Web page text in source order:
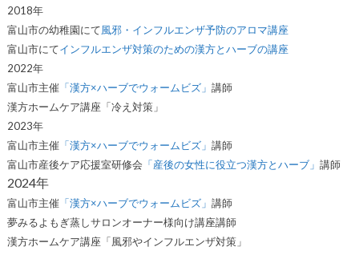
2018年
富山市の幼稚園にて風邪・インフルエンザ予防のアロマ講座
富山市にてインフルエンザ対策のための漢方とハーブの講座
2022年
富山市主催 「漢方×ハーブでウォームビズ」 講師
漢方ホームケア講座「冷え対策」
2023年
富山市主催 「漢方×ハーブでウォームビズ」 講師
富山市産後ケア応援室研修会 「産後の女性に役立つ漢方とハーブ」 講師
2024年
富山市主催 「漢方×ハーブでウォームビズ」 講師
夢みるよもぎ蒸しサロンオーナー様向け講座講師
漢方ホームケア講座「風邪やインフルエンザ対策」